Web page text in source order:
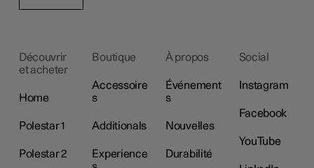
Découvrir
et acheter
Home
Polestar 1
Polestar 2
Boutique
Accessoire
s
Additionals
Experience
À propos
Événement
s
Nouvelles
Durabilité
Social
Instagram
Facebook
YouTube